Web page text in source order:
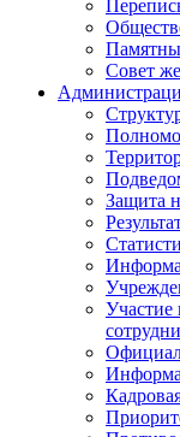
Совет
Защита
Участие